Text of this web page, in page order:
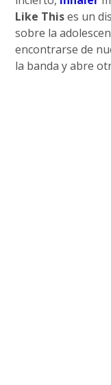
Like Thises un
sobre la
encontrarse de
la banda y abre